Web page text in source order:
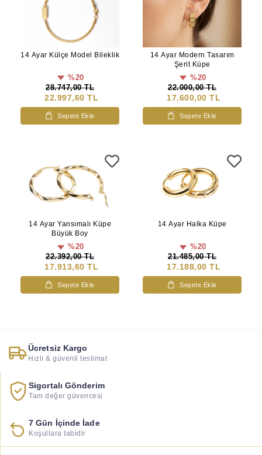
14 Ayar Külçe Model Bileklik
%20
28.747,00 TL
22.997,60 TL
Sepete Ekle
14 Ayar Modern Tasarım
Şerit Küpe
%20
22.000,00 TL
17.600,00 TL
Sepete Ekle
14 Ayar Yansımalı Küpe
Büyük Boy
%20
22.392,00 TL
17.913,60 TL
Sepete Ekle
14 Ayar Halka Küpe
%20
21.485,00 TL
17.188,00 TL
Sepete Ekle
Ücretsiz Kargo
Hızlı & güvenli teslimat
Sigortalı Gönderim
Tam değer güvencesi
7 Gün İçinde İade
Koşullara tabidir